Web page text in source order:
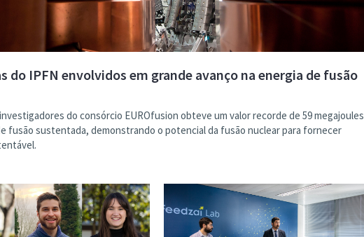
do IPFN envolvidos em grande avanço na energia de fusão
do consórcio EUROfusion obteve um valor recorde de 59 megajoules
fusão sustentada, demonstrando o potencial da fusão nuclear para fornecer